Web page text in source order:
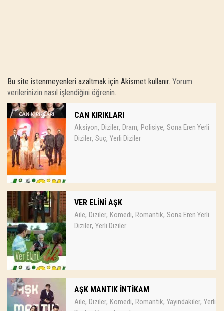
Bu site istenmeyenleri azaltmak için Akismet kullanır. Yorum
verilerinizin nasıl işlendiğini öğrenin.
CAN KIRIKLARI
Aksiyon, Diziler, Dram, Polisiye, Sona Eren Yerli
Diziler, Suç, Yerli Diziler
VER ELİNİ AŞK
Aile, Diziler, Komedi, Romantik, Sona Eren Yerli
Diziler, Yerli Diziler
AŞK MANTIK İNTİKAM
Aile, Diziler, Komedi, Romantik, Yayındakiler, Yerli